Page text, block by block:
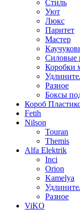
Стиль
Уют
Люкс
Паритет
Мастер
Силовые
Коробки
Разное
Боксы
Короб
Fetih
Nilson
Touran
Themis
Alfa Elektrik
Inci
Orion
Kamelya
Разное
ViKO